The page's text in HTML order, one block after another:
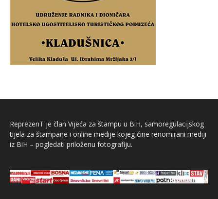
ReprezenT je član Vijeća za štampu u BiH, samoregulacijskog
tijela za štampane i online medije kojeg čine renomirani mediji
iz BiH – pogledati priloženu fotografiju.